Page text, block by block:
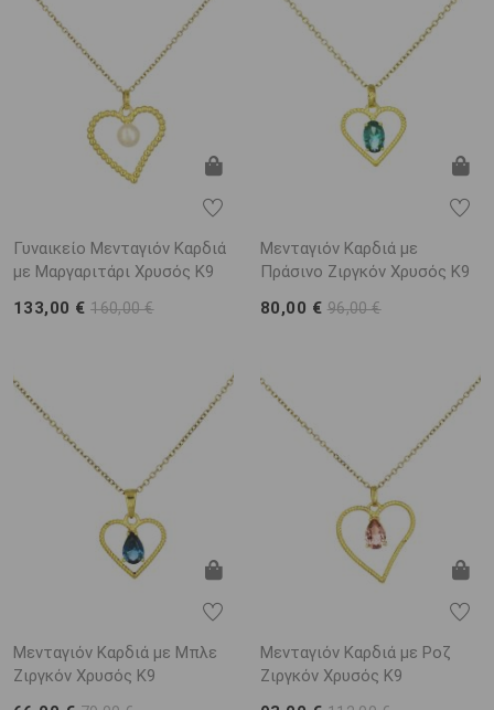
Γυναικείο Μενταγιόν Καρδιά
με Μαργαριτάρι Χρυσός K9
133,00 €160,00 €
Μενταγιόν Καρδιά με
Πράσινο Ζιργκόν Χρυσός K9
80,00 € 96,00 €
Μενταγιόν Καρδιά με Μπλε
Ζιργκόν Χρυσός K9
Μενταγιόν Καρδιά με Ροζ
Ζιργκόν Χρυσός K9